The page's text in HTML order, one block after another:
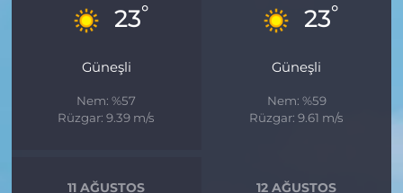
23°
Güneşli
Nem: %57
Rüzgar: 9.39 m/s
23°
Güneşli
Nem: %59
Rüzgar: 9.61 m/s
11 AĞUSTOS
12 AĞUSTOS